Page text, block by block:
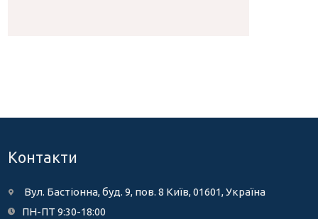
Контакти
Вул. Бастіонна, буд. 9, пов. 8 Київ, 01601, Україна
ПН-ПТ 9:30-18:00